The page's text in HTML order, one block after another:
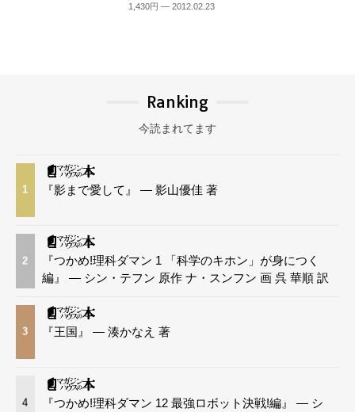
1,430円 — 2012.02.23
Ranking
今読まれてます
1 『影まで愛して』 — 影山優佳 著
2
『つかめ!理科ダマン 1 「科学のキホン」が身につく
編』 — シン・テフン 原作 ナ・スンフン 画 呉 華順 訳
3 『王国』 — 湊かなえ 著
4
『つかめ!理科ダマン 12 最強ロボット決戦!編』 — シ